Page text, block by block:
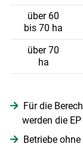
über 60
bis 70 ha
über 70
ha
Für die
werden die
Betriebe